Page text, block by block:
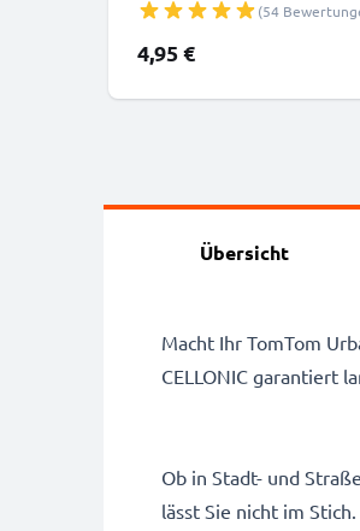
Datenkabel 1m 1A PVC
(54
4,95 €
Übersicht
Macht Ihr TomTom
CELLONIC garantiert
Ob in Stadt- und
lässt Sie nicht im Stich.